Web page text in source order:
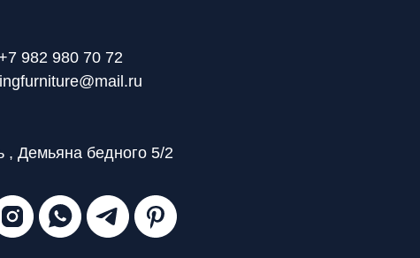
982 980 70 72
, Демьяна бедного 5/2